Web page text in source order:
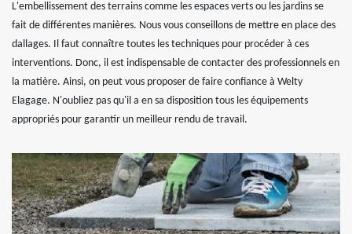
L'embellissement des terrains comme les espaces verts ou les jardins se
fait de différentes manières. Nous vous conseillons de mettre en place des
dallages. Il faut connaître toutes les techniques pour procéder à ces
interventions. Donc, il est indispensable de contacter des professionnels en
la matière. Ainsi, on peut vous proposer de faire confiance à Welty
Elagage. N'oubliez pas qu'il a en sa disposition tous les équipements
appropriés pour garantir un meilleur rendu de travail.